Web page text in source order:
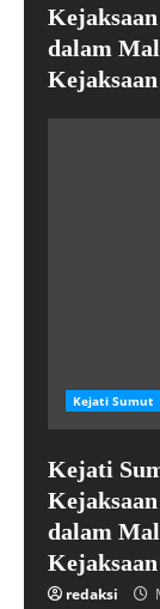
dalam
Kejati Sumut
Kejati
dalam
redaksi